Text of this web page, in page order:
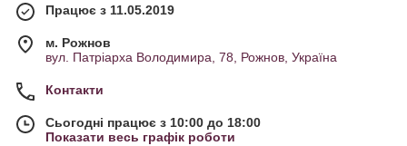
Працює з 11.05.2019
м. Рожнов
вул. Патріарха Володимира, 78, Рожнов, Україна
Контакти
Сьогодні працює з 10:00 до 18:00
Показати весь графік роботи